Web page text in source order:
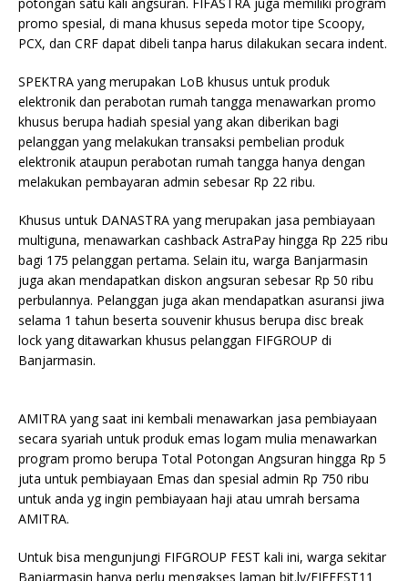
promo spesial, di mana khusus sepeda motor tipe Scoopy,
PCX, dan CRF dapat dibeli tanpa harus dilakukan secara indent.
SPEKTRA yang merupakan LoB khusus untuk produk
elektronik dan perabotan rumah tangga menawarkan promo
khusus berupa hadiah spesial yang akan diberikan bagi
pelanggan yang melakukan transaksi pembelian produk
elektronik ataupun perabotan rumah tangga hanya dengan
melakukan pembayaran admin sebesar Rp 22 ribu.
Khusus untuk DANASTRA yang merupakan jasa pembiayaan
multiguna, menawarkan cashback AstraPay hingga Rp 225 ribu
bagi 175 pelanggan pertama. Selain itu, warga Banjarmasin
juga akan mendapatkan diskon angsuran sebesar Rp 50 ribu
perbulannya. Pelanggan juga akan mendapatkan asuransi jiwa
selama 1 tahun beserta souvenir khusus berupa disc break
lock yang ditawarkan khusus pelanggan FIFGROUP di
Banjarmasin.
AMITRA yang saat ini kembali menawarkan jasa pembiayaan
secara syariah untuk produk emas logam mulia menawarkan
program promo berupa Total Potongan Angsuran hingga Rp 5
juta untuk pembiayaan Emas dan spesial admin Rp 750 ribu
untuk anda yg ingin pembiayaan haji atau umrah bersama
AMITRA.
Untuk bisa mengunjungi FIFGROUP FEST kali ini, warga sekitar
Banjarmasin hanya perlu mengakses laman bit.ly/FIFFEST11